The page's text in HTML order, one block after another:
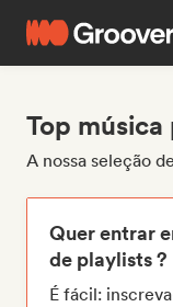
Top
A nossa seleção
Quer entrar
de playlists ?
É fácil: